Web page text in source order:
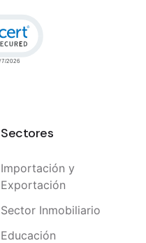
Sectores
Importación y
Exportación
Sector Inmobiliario
Educación